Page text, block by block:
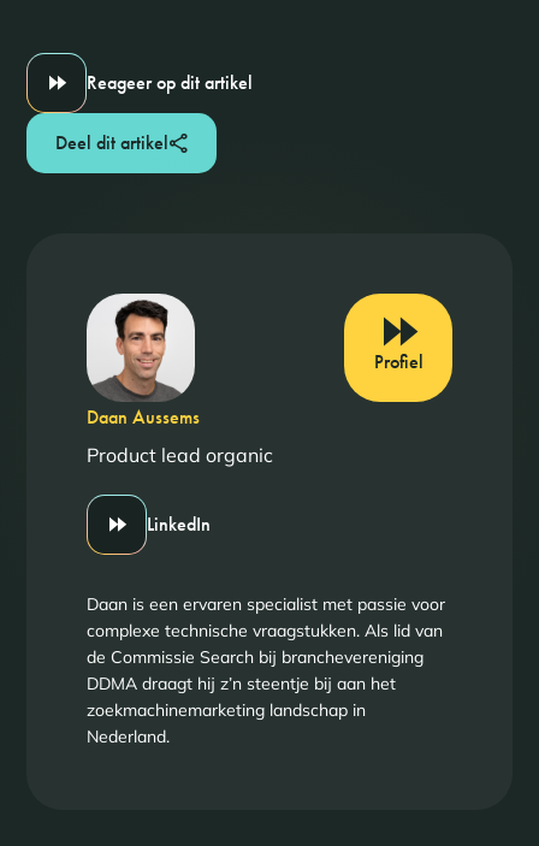
Reageer op dit artikel
Deel dit artikel
Daan Aussems
Product lead organic
LinkedIn
Profiel
Daan is een ervaren specialist met passie voor
complexe technische vraagstukken. Als lid van
de Commissie Search bij branchevereniging
DDMA draagt hij z’n steentje bij aan het
zoekmachinemarketing landschap in
Nederland.